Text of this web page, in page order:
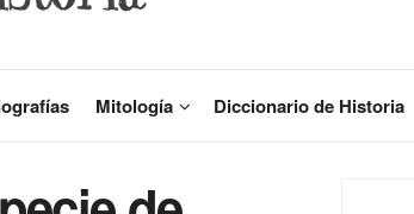
Mitología Diccionario de Historia